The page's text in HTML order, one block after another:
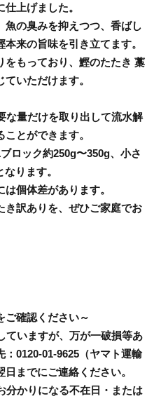
上げました。
魚の臭みを抑えつつ、香ばし
来の旨味を引き立てます。
をもっており、鰹のたたき 藁
いただけます。
な量だけを取り出して流水解
とができます。
ロック約250g〜350g、小さ
ります。
個体差があります。
き訳ありを、ぜひご家庭でお
ご確認ください～
ていますが、万が一破損等あ
0120-01-9625（ヤマト運輸
までにご連絡ください。
分かりになる不在日・または